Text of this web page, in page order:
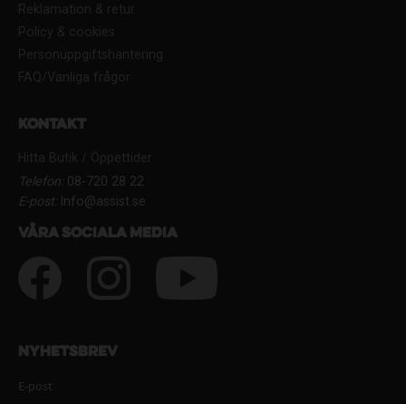
Reklamation & retur
Policy & cookies
Personuppgiftshantering
FAQ/Vanliga frågor
Kontakt
Hitta Butik / Öppettider
Telefon:08-720 28 22
E-post:Info@assist.se
Våra sociala media
Nyhetsbrev
E-post